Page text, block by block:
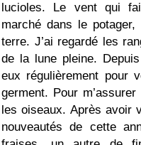
lucioles. Le vent qui
marché dans le potager,
terre. J’ai regardé les
de la lune pleine.
eux régulièrement pour
germent. Pour
les oiseaux. Après avoir
nouveautés de cette